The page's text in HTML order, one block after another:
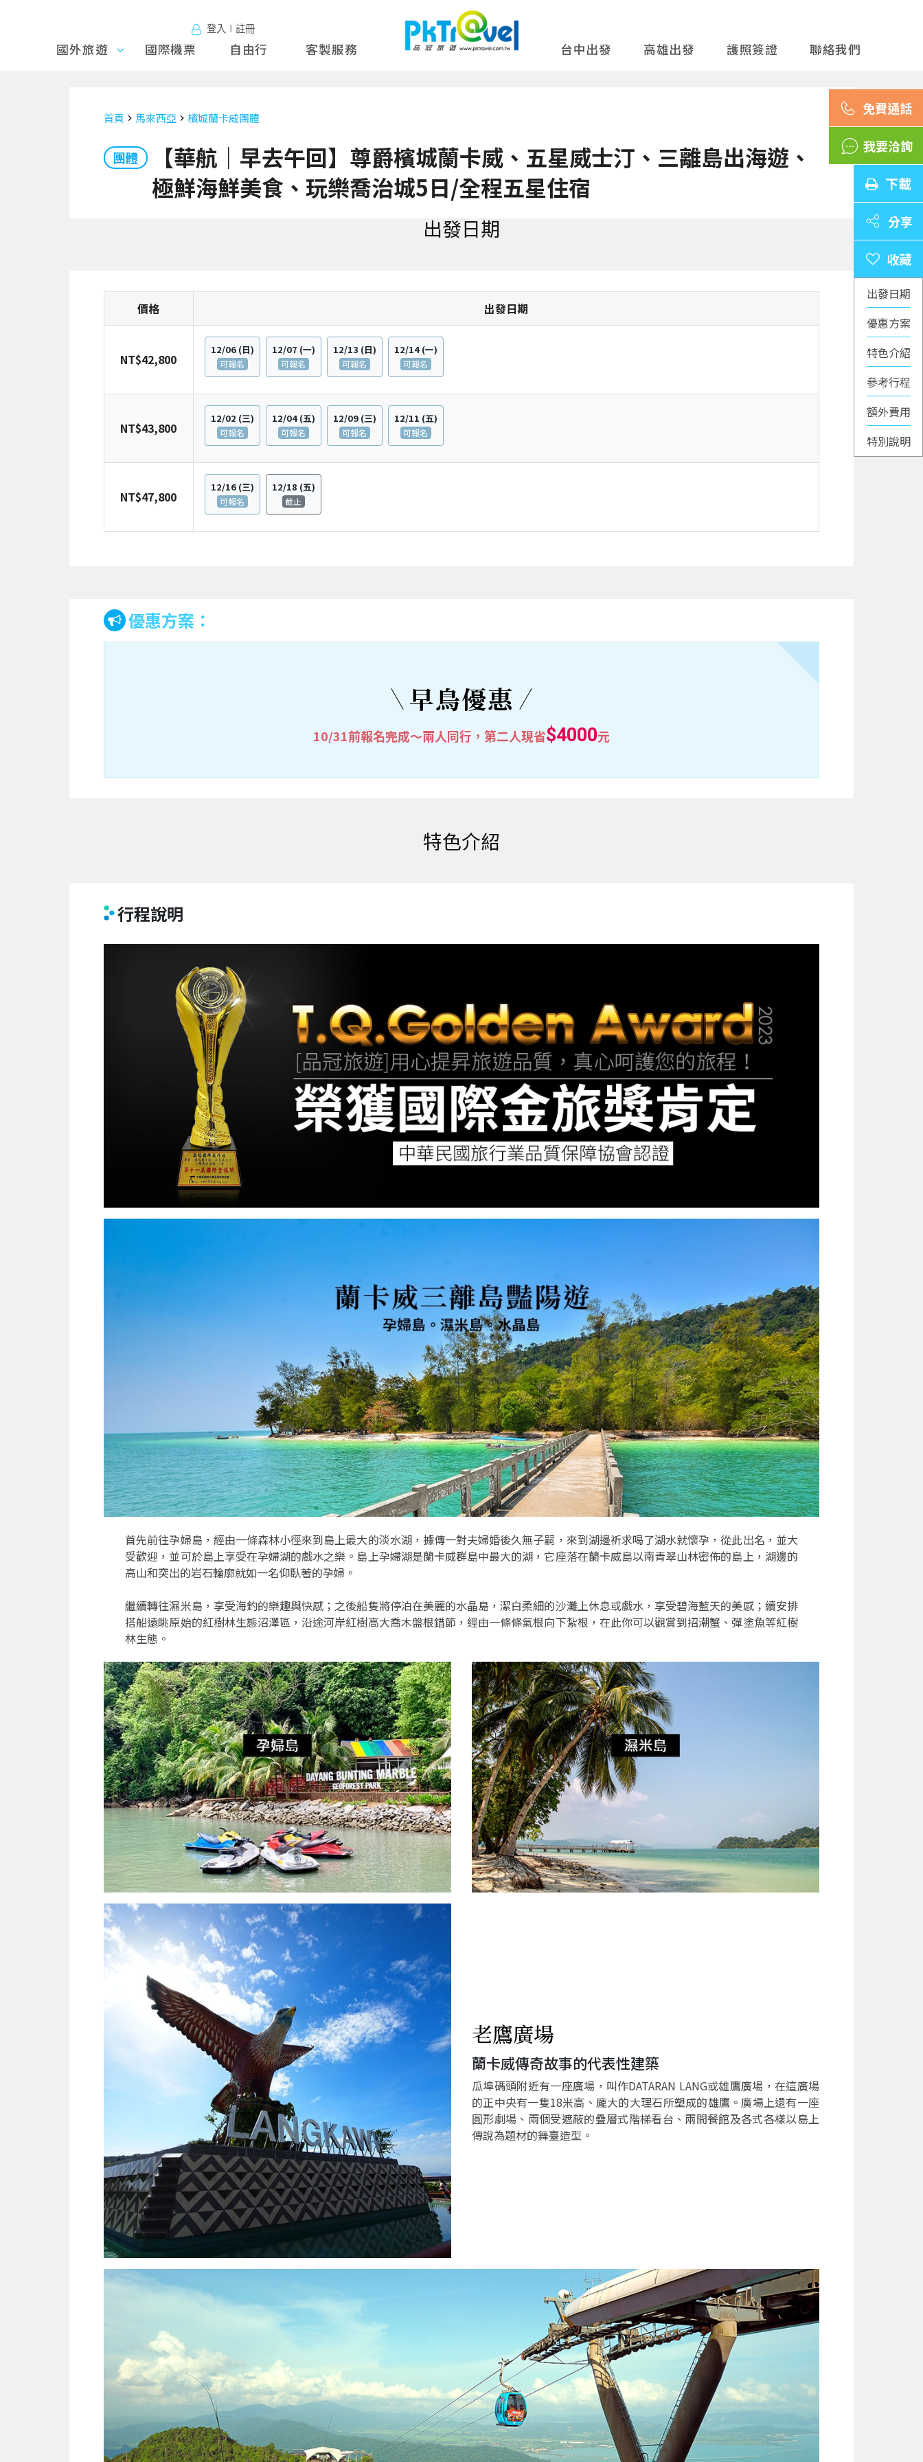
登入∣註冊
國外旅
國外旅遊 國際機票 自由行 客製服務 台中出發 高雄出發 護照簽證 聯絡我們
我要洽詢
下載
分享
優惠方案
特色介紹
出發日期
首頁 馬來西亞 檳城蘭卡威團體
團體
【華航｜早去午回】尊爵檳城蘭卡威、五星威士汀、三離島出海遊、
極鮮海鮮美食、玩樂喬治城5日/全程五星住宿
優惠方案：
早鳥優惠
10/31前報名完成～兩人同行，第二人現省$4000元
特色介紹
行程說明
首先前往孕婦島，經由一條森林小徑來到島上最大的淡水湖，據傳一對夫婦婚後久無子嗣，來到湖邊祈求喝了湖水就懷孕，從此出名，並大
受歡迎，並可於島上享受在孕婦湖的戲水之樂。島上孕婦湖是蘭卡威群島中最大的湖，它座落在蘭卡威島以南青翠山林密佈的島上，湖邊的
高山和突出的岩石輪廓就如一名仰臥著的孕婦。
繼續轉往濕米島，享受海釣的樂趣與快感；之後船隻將停泊在美麗的水晶島，潔白柔細的沙灘上休息或戲水，享受碧海藍天的美感；續安排
搭船遠眺原始的紅樹林生態沼澤區，沿途河岸紅樹高大喬木盤根錯節，經由一條條氣根向下紮根，在此你可以觀賞到招潮蟹、彈塗魚等紅樹
林生態。
老鷹廣場
蘭卡威傳奇故事的代表性建築
瓜埠碼頭附近有一座廣場，叫作DATARAN LANG或雄鷹廣場，在這廣場
的正中央有一隻18米高、龐大的大理石所塑成的雄鷹。廣場上還有一座
圓形劇場、兩個受遮蔽的疊層式階梯看台、兩間餐館及各式各樣以島上
傳說為題材的舞臺造型。
出發日期
價格 日期
NT$42,800
12/06 (日)
可報名
12/07 (一)
可報名
12/13 (日)
可報名
12/14 (一)
可報名
NT$43,800
12/02 (三)
可報名
12/04 (五)
可報名
12/09 (三)
可報名
12/11 (五)
可報名
NT$47,800
12/16 (三)
可報名
12/18 (五)
截止